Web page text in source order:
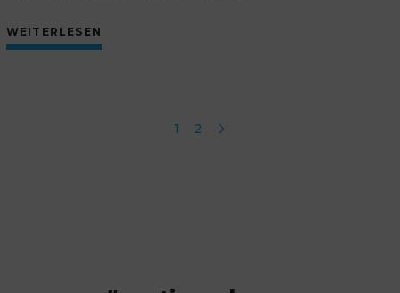
WEITERLESEN
1 2